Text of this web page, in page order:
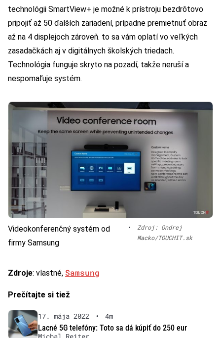
technológii SmartView+ je možné k prístroju bezdrôtovo
pripojiť až 50 ďalších zariadení, prípadne premietnuť obraz
až na 4 displejoch zároveň. to sa vám oplatí vo veľkých
zasadačkách aj v digitálnych školských triedach.
Technológia funguje skryto na pozadí, takže neruší a
nespomaľuje systém.
Videokonferenčný systém od
firmy Samsung
•
Zdroj: Ondrej
Macko/TOUCHIT.sk
Zdroje: vlastné, Samsung
Prečítajte si tiež
17. mája 2022 •
4m
Lacné 5G telefóny: Toto sa dá kúpiť do 250 eur
Michal Reiter